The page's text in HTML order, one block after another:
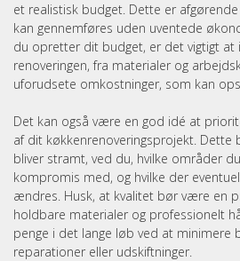
et realistisk budget. Dette er
kan gennemføres uden uventede
du opretter dit budget, er det vigtigt at
renoveringen, fra materialer og
uforudsete omkostninger, som kan
Det kan også være en god idé at
af dit køkkenrenoveringsprojekt. Dette
bliver stramt, ved du, hvilke områder
kompromis med, og hvilke der
ændres. Husk, at kvalitet bør være en
holdbare materialer og professionelt
penge i det lange løb ved at minimere
reparationer eller udskiftninger.